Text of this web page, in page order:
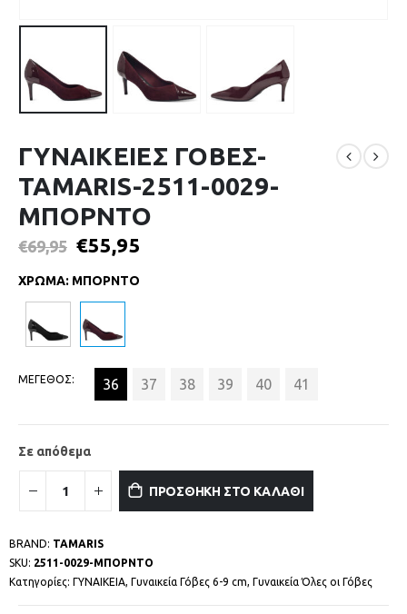
ΓΥΝΑΙΚΕΙΕΣ ΓΟΒΕΣ-
TAMARIS-2511-0029-
ΜΠΟΡΝΤΟ
€69,95 €55,95
ΧΡΩΜΑ: ΜΠΟΡΝΤΟ
ΜΕΓΕΘΟΣ 36 37 38 39 40 41
Σε απόθεμα
ΠΡΟΣΘΗΚΗ ΣΤΟ ΚΑΛΑΘΙ
BRAND: TAMARIS
SKU: 2511-0029-ΜΠΟΡΝΤΟ
Κατηγορίες: ΓΥΝΑΙΚΕΙΑ, Γυναικεία Γόβες 6-9 cm, Γυναικεία Όλες οι Γόβες